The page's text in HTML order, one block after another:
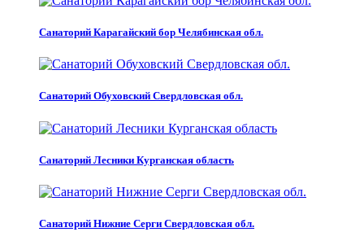
Санаторий Карагайский бор Челябинская обл.
Санаторий Обуховский Свердловская обл.
Санаторий Лесники Курганская область
Санаторий Нижние Серги Свердловская обл.